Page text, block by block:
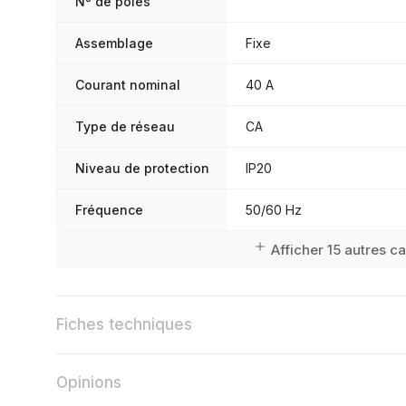
Assemblage Fixe
Courant nominal 40 A
Type de réseau CA
Niveau de protection IP20
Fréquence 50/60 Hz
Afficher 15 autres
Fiches techniques
Opinions